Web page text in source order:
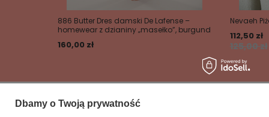
886 Butter Dres damski De Lafense –
homewear z dzianiny „masełko”, burgund
160,00 zł
Nevaeh
125,00 zł
112,50 zł
Dbamy o Twoją prywatność